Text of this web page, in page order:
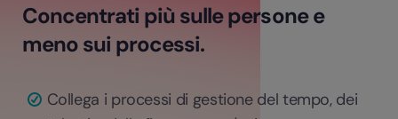
Concentrati più sulle persone e
meno sui processi.
Collega i processi di gestione del tempo, dei